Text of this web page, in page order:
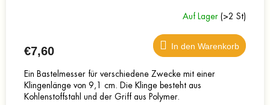
Auf Lager (>2 St)
€7,60 In den Warenkorb
Ein Bastelmesser für verschiedene Zwecke mit einer
Klingenlänge von 9,1 cm. Die Klinge besteht aus
Kohlenstoffstahl und der Griff aus Polymer.